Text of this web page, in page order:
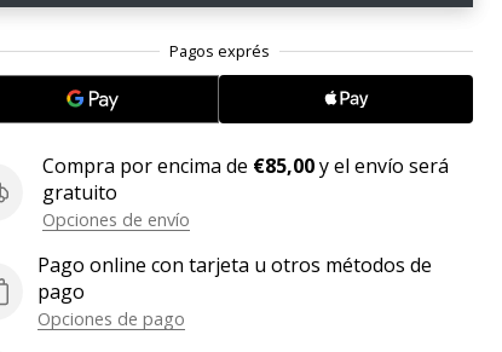
Compra por encima de €85,00y el envío será
gratuito
Opciones de envío
Pago online con tarjeta u otros métodos de
pago
Opciones de pago